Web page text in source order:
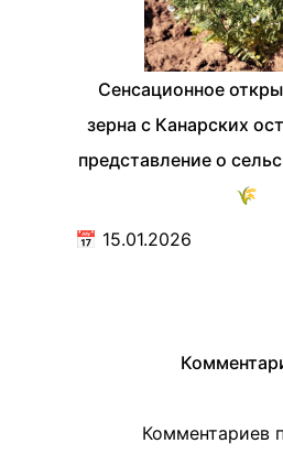
Сенсационное
зерна с Канарских
представление о
🌾
📅 15.01.2026
Комментариев